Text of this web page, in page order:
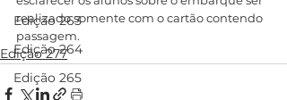
Edição 263
Edição 264
Edição 265
realizado somente com o cartão contendo
passagem.
Edição 277